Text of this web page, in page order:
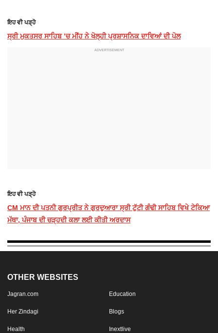
ਇਹ ਵੀ ਪੜ੍ਹੋ
ਸ੍ਰੀ ਮੁਕਤਸਰ ਸਾਹਿਬ ’ਚ ਮੀਂਹ ਨੇ ਖੋਲ੍ਹੀ ਪ੍ਰਸ਼ਾਸਨਿਕ ਦਾਵਿਆਂ ਦੀ ਪੋਲ
ਇਹ ਵੀ ਪੜ੍ਹੋ
CM ਮਾਨ ਦੀ ਪਤਨੀ ਗੁਰਪ੍ਰੀਤ ਨੇ ਗੁਰਦੁਆਰਾ ਸ੍ਰੀ ਟੁੱਟੀ ਗੰਢੀ ਸਾਹਿਬ ਵਿਖੇ ਟੇਕਿਆ
ਮੱਥਾ, ਪੰਜਾਬ ਦੀ ਚੜ੍ਹਦੀ ਕਲਾ ਲਈ ਕੀਤੀ ਅਰਦਾਸ
OTHER WEBSITES
Jagran.com Education
Her Zindagi Blogs
Health Inextlive